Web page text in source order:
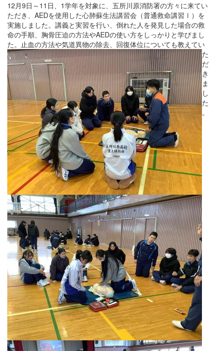
12月9日～11日、1学年を対象に、五所川原消防署の方々に来てい
ただき、AEDを使用した心肺蘇生法講習会（普通救命講習Ⅰ）を
実施しました。講義と実習を行い、倒れた人を発見した場合の救
命の手順、胸骨圧迫の方法やAEDの使い方をしっかりと学びまし
た。止血の方法や気道異物の除去、回復体位についても教えてい
た
だ
き
ま
し
た
。